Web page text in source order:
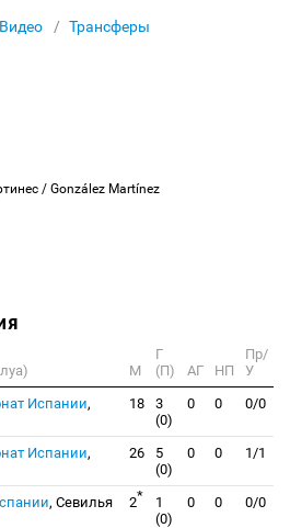
Видео Трансферы
/ González Martínez
М
Г
(П)
АГ НП
Пр/
У
Испании,
18
3
(0)
0 0 0/0
Испании,
26
5
(0)
0 0 1/1
, Севилья
2*
1
(0)
0 0 0/0